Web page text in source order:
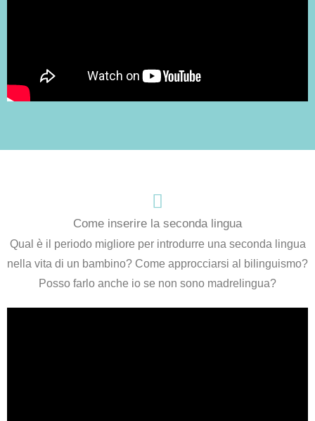
Come inserire la seconda lingua
Qual è il periodo migliore per introdurre una seconda lingua
nella vita di un bambino? Come approcciarsi al bilinguismo?
Posso farlo anche io se non sono madrelingua?